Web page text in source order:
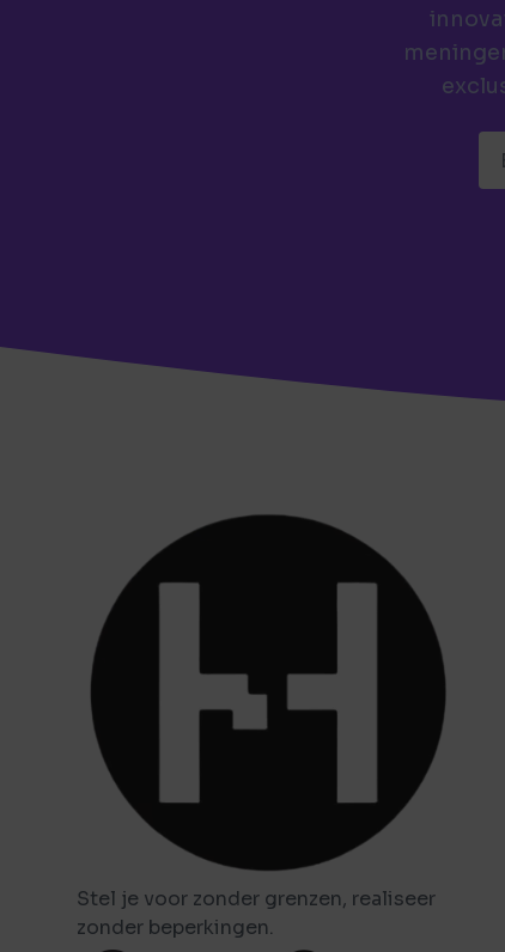
Stel je voor zonder grenzen, realiseer
zonder beperkingen.